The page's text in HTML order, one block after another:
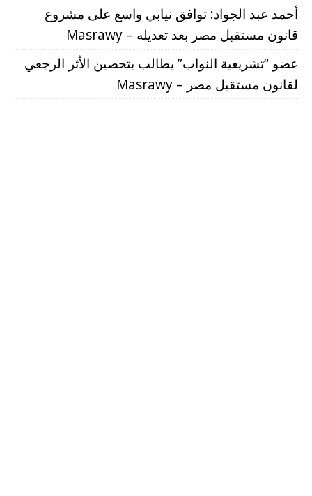
أحمد عبد الجواد: توافق نيابي واسع على مشروع
قانون مستقبل مصر بعد تعديله – Masrawy
عضو “تشريعية النواب” يطالب بتحصين الأثر الرجعي
لقانون مستقبل مصر – Masrawy